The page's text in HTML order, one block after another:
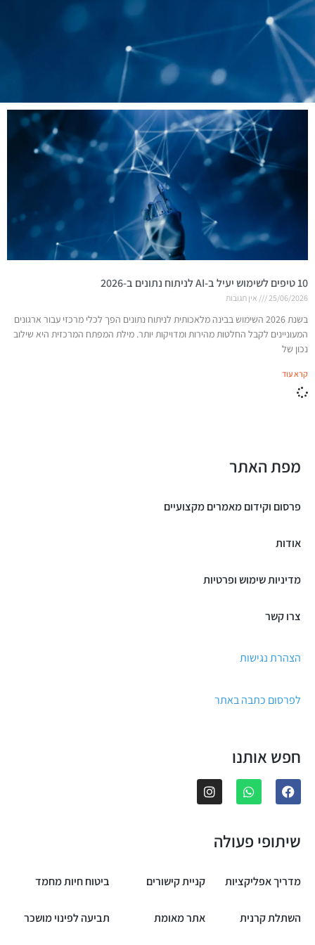
10 טיפים לשימוש יעיל ב-AI לניתוח נתונים ב-2026
25/06/2026 אין תגובות
בשנת 2026 השימוש בבינה מלאכותית לניתוח נתונים הפך לכלי מרכזי עבור ארגונים
המעוניינים לקבל החלטות מהירות ומדויקות יותר. מילת המפתח המרכזית היא שילוב
נכון של
קרא עוד
מפת האתר
פרסום וקידום מאמרים מקצועיים
אודות
מדיניות שימוש ופרטיות
צרו קשר
הצהרת נגישות
לפרסום כתבה באתר
חפש אותנו
שיתופי פעולה
מדריך אפליקציות קניית קישורים ביטוח חיות מחמד
השתלת קרנית אתר מאומת תביעה לפינוי מושכר